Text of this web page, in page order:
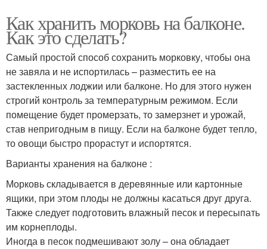
Как хранить морковь на балконе.
Как это сделать?
Самый простой способ сохранить морковку, чтобы она
не завяла и не испортилась – разместить ее на
застекленных лоджии или балконе. Но для этого нужен
строгий контроль за температурным режимом. Если
помещение будет промерзать, то замерзнет и урожай,
став непригодным в пищу. Если на балконе будет тепло,
то овощи быстро прорастут и испортятся.
Варианты хранения на балконе :
Морковь складывается в деревянные или картонные
ящики, при этом плоды не должны касаться друг друга.
Также следует подготовить влажный песок и пересыпать
им корнеплоды.
Иногда в песок подмешивают золу – она обладает